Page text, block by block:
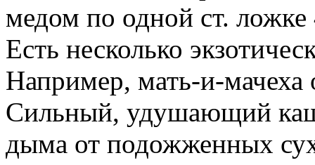
медом по одной ст. ложке
Есть несколько
Например, мать-и-
Сильный, удушающий
дыма от подожженных